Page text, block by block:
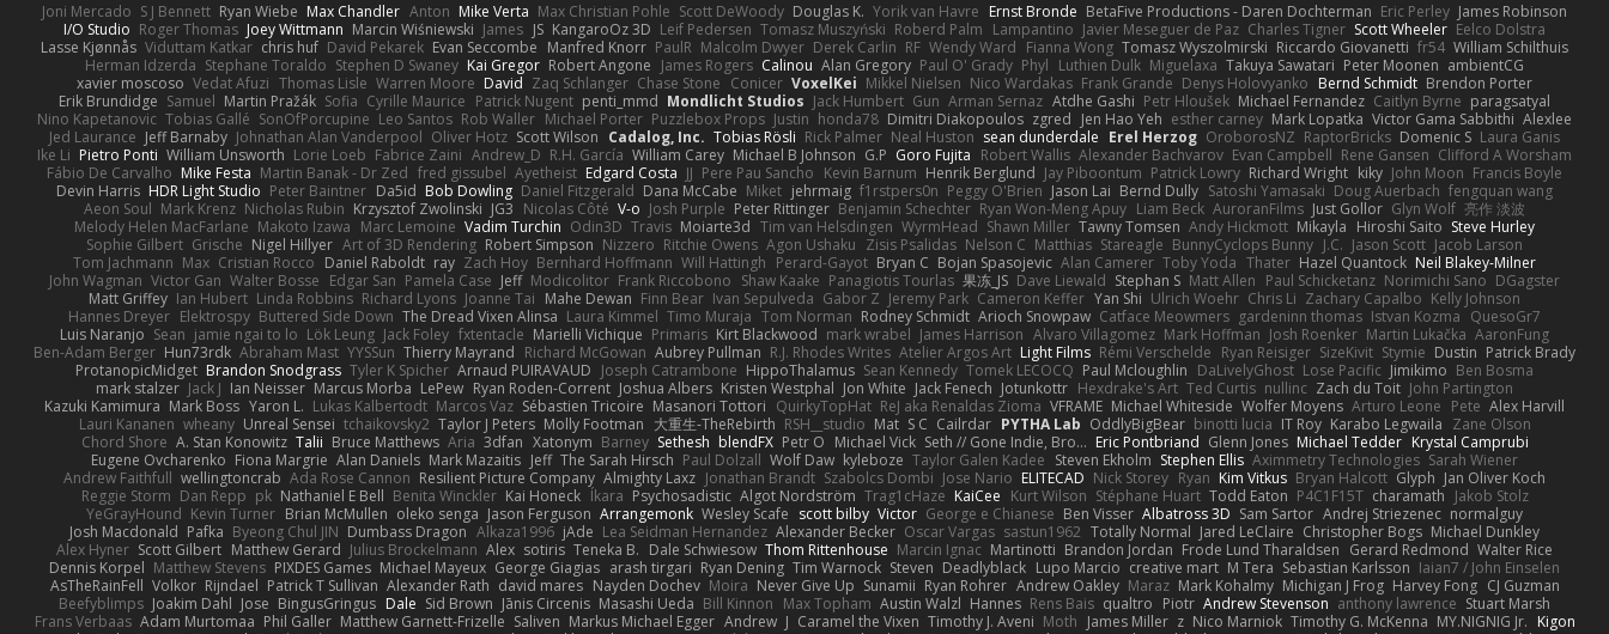
Joni Mercado S J Bennett Ryan Wiebe Max Chandler Anton Mike Verta Max Christian Pohle Scott DeWoody Douglas K. Yorik van Havre Ernst Bronde BetaFive Productions - Daren Dochterman Eric Perley James Robinson
I/O Studio Roger Thomas Joey Wittmann Marcin Wiśniewski James JS KangaroOz 3D Leif Pedersen Tomasz Muszyński Roberd Palm Lampantino Javier Meseguer de Paz Charles Tigner Scott Wheeler Eelco Dolstra
Lasse Kjønnås Viduttam Katkar chris huf David Pekarek Evan Seccombe Manfred Knorr PaulR Malcolm Dwyer Derek Carlin RF Wendy Ward Fianna Wong Tomasz Wyszolmirski Riccardo Giovanetti fr54 William Schilthuis
Herman Idzerda Stephane Toraldo Stephen D Swaney Kai Gregor Robert Angone James Rogers Calinou Alan Gregory Paul O' Grady Phyl Luthien Dulk Miguelaxa Takuya Sawatari Peter Moonen ambientCG
xavier moscoso Vedat Afuzi Thomas Lisle Warren Moore David Zaq Schlanger Chase Stone Conicer VoxelKei Mikkel Nielsen Nico Wardakas Frank Grande Denys Holovyanko Bernd Schmidt Brendon Porter
Erik Brundidge Samuel Martin Pražák Sofia Cyrille Maurice Patrick Nugent penti_mmd Mondlicht Studios Jack Humbert Gun Arman Sernaz Atdhe Gashi Petr Hloušek Michael Fernandez Caitlyn Byrne paragsatyal
Nino Kapetanovic Tobias Gallé SonOfPorcupine Leo Santos Rob Waller Michael Porter Puzzlebox Props Justin honda78 Dimitri Diakopoulos zgred Jen Hao Yeh esther carney Mark Lopatka Victor Gama Sabbithi Alexlee
Jed Laurance Jeff Barnaby Johnathan Alan Vanderpool Oliver Hotz Scott Wilson Cadalog, Inc. Tobias Rösli Rick Palmer Neal Huston sean dunderdale Erel Herzog OroborosNZ RaptorBricks Domenic S Laura Ganis
Ike Li Pietro Ponti William Unsworth Lorie Loeb Fabrice Zaini Andrew_D R.H. García William Carey Michael B Johnson G.P Goro Fujita Robert Wallis Alexander Bachvarov Evan Campbell Rene Gansen Clifford A Worsham
Fábio De Carvalho Mike Festa Martin Banak - Dr Zed fred gissubel Ayetheist Edgard Costa JJ Pere Pau Sancho Kevin Barnum Henrik Berglund Jay Piboontum Patrick Lowry Richard Wright kiky John Moon Francis Boyle
Devin Harris HDR Light Studio Peter Baintner Da5id Bob Dowling Daniel Fitzgerald Dana McCabe Miket jehrmaig f1rstpers0n Peggy O'Brien Jason Lai Bernd Dully Satoshi Yamasaki Doug Auerbach fengquan wang
Aeon Soul Mark Krenz Nicholas Rubin Krzysztof Zwolinski JG3 Nicolas Côté V-o Josh Purple Peter Rittinger Benjamin Schechter Ryan Won-Meng Apuy Liam Beck AuroranFilms Just Gollor Glyn Wolf 亮作 淡波
Melody Helen MacFarlane Makoto Izawa Marc Lemoine Vadim Turchin Odin3D Travis Moiarte3d Tim van Helsdingen WyrmHead Shawn Miller Tawny Tomsen Andy Hickmott Mikayla Hiroshi Saito Steve Hurley
Sophie Gilbert Grische Nigel Hillyer Art of 3D Rendering Robert Simpson Nizzero Ritchie Owens Agon Ushaku Zisis Psalidas Nelson C Matthias Stareagle BunnyCyclops Bunny J.C. Jason Scott Jacob Larson
Tom Jachmann Max Cristian Rocco Daniel Raboldt ray Zach Hoy Bernhard Hoffmann Will Hattingh Perard-Gayot Bryan C Bojan Spasojevic Alan Camerer Toby Yoda Thater Hazel Quantock Neil Blakey-Milner
John Wagman Victor Gan Walter Bosse Edgar San Pamela Case Jeff Modicolitor Frank Riccobono Shaw Kaake Panagiotis Tourlas 果冻_JS Dave Liewald Stephan S Matt Allen Paul Schicketanz Norimichi Sano DGagster
Matt Griffey Ian Hubert Linda Robbins Richard Lyons Joanne Tai Mahe Dewan Finn Bear Ivan Sepulveda Gabor Z Jeremy Park Cameron Keffer Yan Shi Ulrich Woehr Chris Li Zachary Capalbo Kelly Johnson
Hannes Dreyer Elektrospy Buttered Side Down The Dread Vixen Alinsa Laura Kimmel Timo Muraja Tom Norman Rodney Schmidt Arioch Snowpaw Catface Meowmers gardeninn thomas Istvan Kozma QuesoGr7
Luis Naranjo Sean jamie ngai to lo Lök Leung Jack Foley fxtentacle Marielli Vichique Primaris Kirt Blackwood mark wrabel James Harrison Alvaro Villagomez Mark Hoffman Josh Roenker Martin Lukačka AaronFung
Ben-Adam Berger Hun73rdk Abraham Mast YYSSun Thierry Mayrand Richard McGowan Aubrey Pullman R.J. Rhodes Writes Atelier Argos Art Light Films Rémi Verschelde Ryan Reisiger SizeKivit Stymie Dustin Patrick Brady
ProtanopicMidget Brandon Snodgrass Tyler K Spicher Arnaud PUIRAVAUD Joseph Catrambone HippoThalamus Sean Kennedy Tomek LECOCQ Paul Mcloughlin DaLivelyGhost Lose Pacific Jimikimo Ben Bosma
mark stalzer Jack J Ian Neisser Marcus Morba LePew Ryan Roden-Corrent Joshua Albers Kristen Westphal Jon White Jack Fenech Jotunkottr Hexdrake's Art Ted Curtis nullinc Zach du Toit John Partington
Kazuki Kamimura Mark Boss Yaron L. Lukas Kalbertodt Marcos Vaz Sébastien Tricoire Masanori Tottori QuirkyTopHat ReJ aka Renaldas Zioma VFRAME Michael Whiteside Wolfer Moyens Arturo Leone Pete Alex Harvill
Lauri Kananen wheany Unreal Sensei tchaikovsky2 Taylor J Peters Molly Footman 大重生-TheRebirth RSH__studio Mat S C Cailrdar PYTHA Lab OddlyBigBear binotti lucia IT Roy Karabo Legwaila Zane Olson
Chord Shore A. Stan Konowitz Talii Bruce Matthews Aria 3dfan Xatonym Barney Sethesh blendFX Petr O Michael Vick Seth // Gone Indie, Bro... Eric Pontbriand Glenn Jones Michael Tedder Krystal Camprubi
Eugene Ovcharenko Fiona Margrie Alan Daniels Mark Mazaitis Jeff The Sarah Hirsch Paul Dolzall Wolf Daw kyleboze Taylor Galen Kadee Steven Ekholm Stephen Ellis Aximmetry Technologies Sarah Wiener
Andrew Faithfull wellingtoncrab Ada Rose Cannon Resilient Picture Company Almighty Laxz Jonathan Brandt Szabolcs Dombi Jose Nario ELITECAD Nick Storey Ryan Kim Vitkus Bryan Halcott Glyph Jan Oliver Koch
Reggie Storm Dan Repp pk Nathaniel E Bell Benita Winckler Kai Honeck Íkara Psychosadistic Algot Nordström Trag1cHaze KaiCee Kurt Wilson Stéphane Huart Todd Eaton P4C1F15T charamath Jakob Stolz
YeGrayHound Kevin Turner Brian McMullen oleko senga Jason Ferguson Arrangemonk Wesley Scafe scott bilby Victor George e Chianese Ben Visser Albatross 3D Sam Sartor Andrej Striezenec normalguy
Josh Macdonald Pafka Byeong Chul JIN Dumbass Dragon Alkaza1996 jAde Lea Seidman Hernandez Alexander Becker Oscar Vargas sastun1962 Totally Normal Jared LeClaire Christopher Bogs Michael Dunkley
Alex Hyner Scott Gilbert Matthew Gerard Julius Brockelmann Alex sotiris Teneka B. Dale Schwiesow Thom Rittenhouse Marcin Ignac Martinotti Brandon Jordan Frode Lund Tharaldsen Gerard Redmond Walter Rice
Dennis Korpel Matthew Stevens PIXDES Games Michael Mayeux George Giagias arash tirgari Ryan Dening Tim Warnock Steven Deadlyblack Lupo Marcio creative mart M Tera Sebastian Karlsson Iaian7 / John Einselen
AsTheRainFell Volkor Rijndael Patrick T Sullivan Alexander Rath david mares Nayden Dochev Moira Never Give Up Sunamii Ryan Rohrer Andrew Oakley Maraz Mark Kohalmy Michigan J Frog Harvey Fong CJ Guzman
Beefyblimps Joakim Dahl Jose BingusGringus Dale Sid Brown Jānis Circenis Masashi Ueda Bill Kinnon Max Topham Austin Walzl Hannes Rens Bais qualtro Piotr Andrew Stevenson anthony lawrence Stuart Marsh
Frans Verbaas Adam Murtomaa Phil Galler Matthew Garnett-Frizelle Saliven Markus Michael Egger Andrew J Caramel the Vixen Timothy J. Aveni Moth James Miller z Nico Marniok Timothy G. McKenna MY.NIGNIG Jr. Kigon